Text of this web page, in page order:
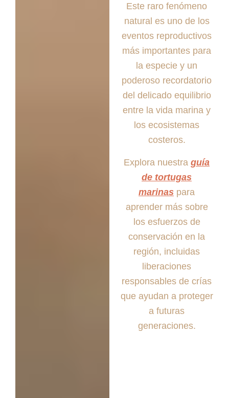
Este raro fenómeno
natural es uno de los
eventos reproductivos
más importantes para
la especie y un
poderoso recordatorio
del delicado equilibrio
entre la vida marina y
los ecosistemas
costeros.
Explora nuestra guía
de tortugas
marinas para
aprender más sobre
los esfuerzos de
conservación en la
región, incluidas
liberaciones
responsables de crías
que ayudan a proteger
a futuras
generaciones.